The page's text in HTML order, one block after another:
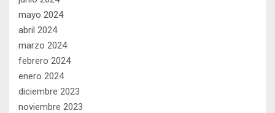
mayo 2024
abril 2024
marzo 2024
febrero 2024
enero 2024
diciembre 2023
noviembre 2023